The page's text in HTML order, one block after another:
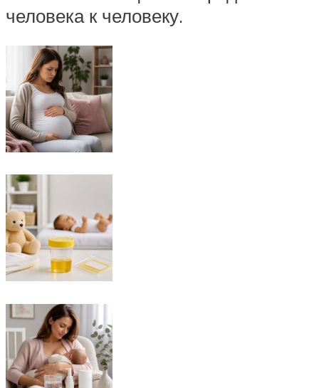
человека к человеку.